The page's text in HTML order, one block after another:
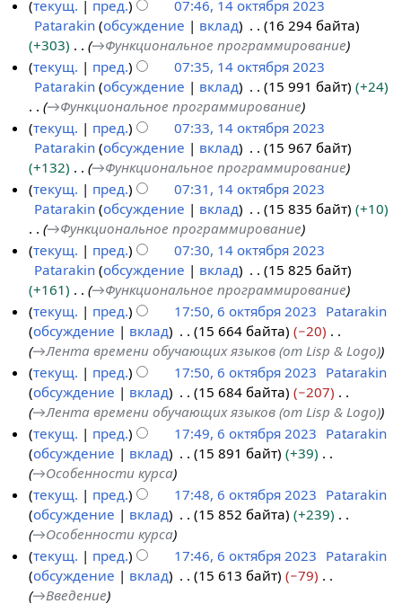
3
о
я
я
2
текущ. пред.
07:46, 14 октября 2023
Patarakin обсуждение вклад
16 294 байта
+303
→Функциональное программирование
текущ.
пред.
07:35, 14 октября 2023
Patarakin обсуждение вклад 15 991 байт
+24
→Функциональное программирование
текущ.
пред.
07:33, 14 октября 2023
Patarakin обсуждение вклад
15 967 байт
+132
→Функциональное программирование
текущ.
пред.
07:31, 14 октября 2023
Patarakin обсуждение вклад 15 835 байт
+10
→Функциональное программирование
текущ.
пред.
07:30, 14 октября 2023
Patarakin обсуждение вклад
15 825 байт
+161
→Функциональное программирование
к
б
2
3
текущ. пред. 17:50, 6 октября 2023 Patarakin
обсуждение
вклад 15 664 байта
−20
→Лента времени обучающих языков (от Lisp & Logo)
текущ.
пред. 17:50, 6 октября 2023 Patarakin
обсуждение
вклад 15 684 байта
−207
→Лента времени обучающих языков (от Lisp & Logo)
текущ.
пред. 17:49, 6 октября 2023 Patarakin
обсуждение
вклад 15 891 байт
+39
→Особенности курса
текущ.
пред. 17:48, 6 октября 2023 Patarakin
обсуждение
вклад 15 852 байта
+239
→Особенности курса
текущ.
пред. 17:46, 6 октября 2023 Patarakin
обсуждение
вклад 15 613 байт
−79
→Введение